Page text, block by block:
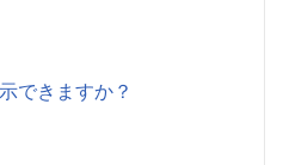
できますか？